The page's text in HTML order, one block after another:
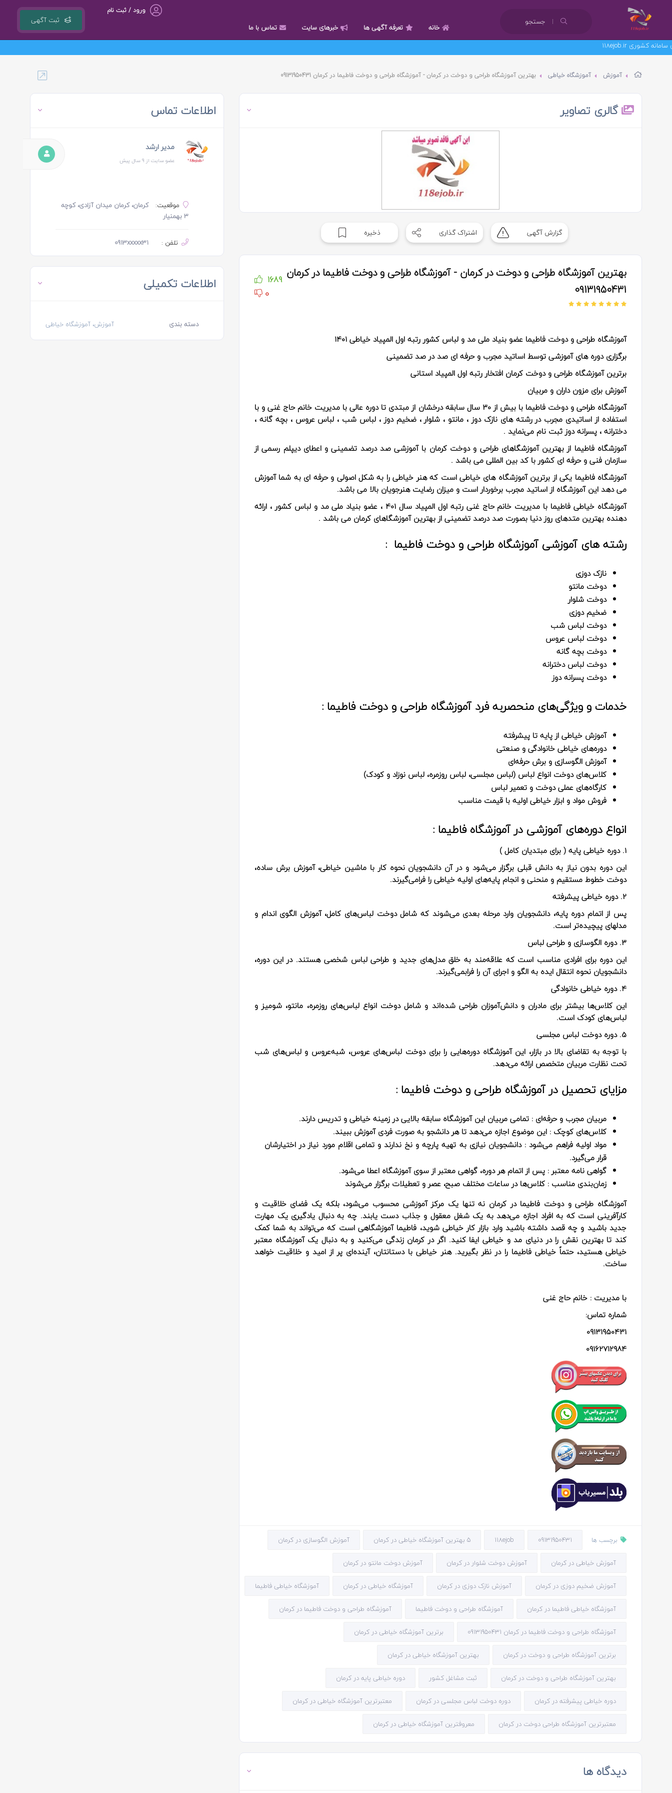
جستجو ثبت آگهی
ورود / ثبت نام
خانه تعرفه آگهی ها خبرهای سایت
تماس با ما
آموزش آموزشگاه خیاطی بهترین آموزشگاه طراحی و دوخت در کرمان - آموزشگاه طراحی و دوخت فاطیما در کرمان 09131950431
گالری تصاویر
گزارش آگهی اشتراک گذاری ذخیره
بهترین آموزشگاه طراحی و دوخت در کرمان - آموزشگاه طراحی و دوخت فاطیما در کرمان
09131950431
1689
0
آموزشگاه طراحی و دوخت فاطیما عضو بنیاد ملی مد و لباس کشور رتبه اول المپیاد خیاطی ۱۴۰۱
برگزاری دوره های آموزشی توسط اساتید مجرب و حرفه ای صد در صد تضمینی
برترین آموزشگاه طراحی و دوخت کرمان افتخار رتبه اول المپیاد استانی
آموزش برای مزون داران و مربیان
آموزشگاه طراحی و دوخت فاطیما با بیش از 30 سال سابقه درخشان از مبتدی تا دوره عالی با مدیریت خانم حاج غنی و با
استفاده از اساتیدی مجرب در رشته های نازک دوز ، مانتو ، شلوار ، ضخیم دوز ، لباس شب ، لباس عروس ، بچه گانه ،
دخترانه ، پسرانه دوز ثبت نام می‌نماید .
آموزشگاه فاطیما از بهترین آموزشگاهای طراحی و دوخت کرمان با آموزشی صد درصد تضمینی و اعطای دیپلم رسمی از
سازمان فنی و حرفه ای کشور با کد بین المللی می باشد .
آموزشگاه فاطیما یکی از برترین آموزشگاه های خیاطی است که هنر خیاطی را به شکل اصولی و حرفه ای به شما آموزش
می دهد این آموزشگاه از اساتید مجرب برخوردار است و میزان رضایت هنرجویان بالا می باشد.
آموزشگاه خیاطی فاطیما با مدیریت خانم حاج غنی رتبه اول المپیاد سال 401 ، عضو بنیاد ملی مد و لباس کشور ، ارائه
دهنده بهترین متدهای روز دنیا بصورت صد درصد تضمینی از بهترین آموزشگاهای کرمان می باشد .
رشته های آموزشی آموزشگاه طراحی و دوخت فاطیما :
نازک دوزی
دوخت مانتو
دوخت شلوار
ضخیم دوزی
دوخت لباس شب
دوخت لباس عروس
دوخت بچه گانه
دوخت لباس دخترانه
دوخت پسرانه دوز
خدمات و ویژگی‌های منحصربه‌ فرد آموزشگاه طراحی و دوخت فاطیما :
آموزش خیاطی از پایه تا پیشرفته
دوره‌های خیاطی خانوادگی و صنعتی
آموزش الگوسازی و برش حرفه‌ای
کلاس‌های دوخت انواع لباس (لباس مجلسی، لباس روزمره، لباس نوزاد و کودک)
کارگاه‌های عملی دوخت و تعمیر لباس
فروش مواد و ابزار خیاطی اولیه با قیمت مناسب
انواع دوره‌های آموزشی در آموزشگاه فاطیما :
1. دوره خیاطی پایه ( برای مبتدیان کامل )
این دوره بدون نیاز به دانش قبلی برگزار می‌شود و در آن دانشجویان نحوه کار با ماشین خیاطی، آموزش برش ساده،
دوخت خطوط مستقیم و منحنی و انجام پایه‌های اولیه خیاطی را فرامی‌گیرند.
2. دوره خیاطی پیشرفته
پس از اتمام دوره پایه، دانشجویان وارد مرحله بعدی می‌شوند که شامل دوخت لباس‌های کامل، آموزش الگوی اندام و
مدلهای پیچیده‌تر است.
3. دوره الگوسازی و طراحی لباس
این دوره برای افرادی مناسب است که علاقه‌مند به خلق مدل‌های جدید و طراحی لباس شخصی هستند. در این دوره،
دانشجویان نحوه انتقال ایده به الگو و اجرای آن را فرابمی‌گیرند.
4. دوره خیاطی خانوادگی
این کلاس‌ها بیشتر برای مادران و دانش‌آموزان طراحی شده‌اند و شامل دوخت انواع لباس‌های روزمره، مانتو، شومیز و
لباس‌های کودک است.
5. دوره دوخت لباس مجلسی
با توجه به تقاضای بالا در بازار، این آموزشگاه دوره‌هایی را برای دوخت لباس‌های عروس، شبه‌عروس و لباس‌های شب
تحت نظارت مربیان متخصص ارائه می‌دهد.
مزایای تحصیل در آموزشگاه طراحی و دوخت فاطیما :
مربیان مجرب و حرفه‌ای : تمامی مربیان این آموزشگاه سابقه بالایی در زمینه خیاطی و تدریس دارند.
کلاس‌های کوچک : این موضوع اجازه می‌دهد تا هر دانشجو به صورت فردی آموزش ببیند.
مواد اولیه فراهم می‌شود : دانشجویان نیازی به تهیه پارچه و نخ ندارند و تمامی اقلام مورد نیاز در اختیارشان
قرار می‌گیرد.
گواهی نامه معتبر : پس از اتمام هر دوره، گواهی معتبر از سوی آموزشگاه اعطا می‌شود.
زمان‌بندی مناسب : کلاس‌ها در ساعات مختلف صبح، عصر و تعطیلات برگزار می‌شوند
آموزشگاه طراحی و دوخت فاطیما در کرمان نه تنها یک مرکز آموزشی محسوب می‌شود، بلکه یک فضای خلاقیت و
کارآفرینی است که به افراد اجازه می‌دهد به یک شغل معقول و جذاب دست یابند. چه به دنبال یادگیری یک مهارت
جدید باشید و چه قصد داشته باشید وارد بازار کار خیاطی شوید، فاطیما آموزشگاهی است که می‌تواند به شما کمک
کند تا بهترین نقش را در دنیای مد و خیاطی ایفا کنید. اگر در کرمان زندگی می‌کنید و به دنبال یک آموزشگاه معتبر
خیاطی هستید، حتماً خیاطی فاطیما را در نظر بگیرید. هنر خیاطی با دستانتان، آینده‌ای پر از امید و خلاقیت خواهد
ساخت.
با مدیریت : خانم حاج غنی
شماره تماس:
09131950431
09162712984
برچسب ها 09131950431
118ejob 5 بهترین آموزشگاه خیاطی در کرمان آموزش الگوسازی در کرمان
آموزش خیاطی در کرمان آموزش دوخت شلوار در کرمان آموزش دوخت مانتو در کرمان
آموزش ضخیم دوزی در کرمان آموزش نازک دوزی در کرمان آموزشگاه خیاطی در کرمان آموزشگاه خیاطی فاطیما
آموزشگاه خیاطی فاطیما در کرمان آموزشگاه طراحی و دوخت فاطیما آموزشگاه طراحی و دوخت فاطیما در کرمان
آموزشگاه طراحی و دوخت فاطیما در کرمان 09131950431 برترین آموزشگاه خیاطی در کرمان
برترین آموزشگاه طراحی و دوخت در کرمان بهترین آموزشگاه خیاطی در کرمان
بهترین آموزشگاه طراحی و دوخت در کرمان ثبت مشاغل کشور دوره خیاطی پایه در کرمان
دوره خیاطی پیشرفته در کرمان دوره دوخت لباس مجلسی در کرمان معتبرترین آموزشگاه خیاطی در کرمان
معتبرترین آموزشگاه طراحی دوخت در کرمان معروفترین آموزشگاه خیاطی در کرمان
دیدگاه ها
اطلاعات تماس
مدیر ارشد
عضو سایت از 9 سال پیش
موقعیت:
کرمان، کرمان میدان آزادی، کوچه
3 بهمنیار
تلفن : 0913xxxxx31
اطلاعات تکمیلی
دسته بندی آموزش، آموزشگاه خیاطی